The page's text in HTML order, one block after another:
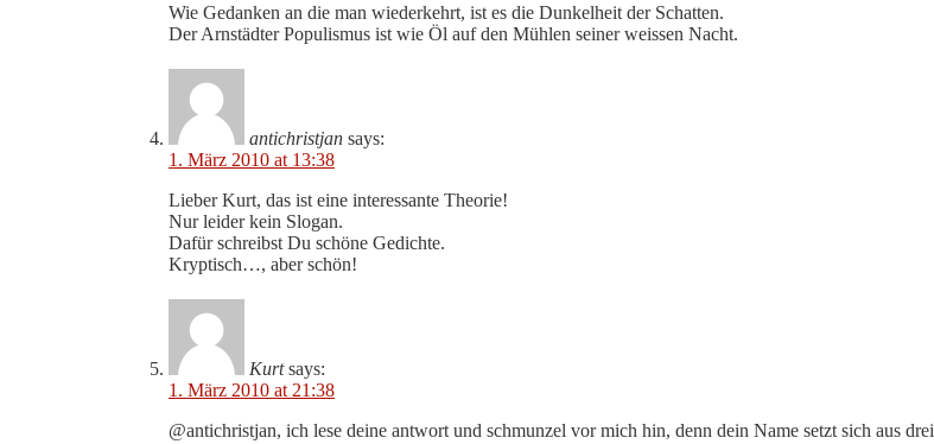
Wie Gedanken an die man wiederkehrt, ist es die Dunkelheit der Schatten.
Der Arnstädter Populismus ist wie Öl auf den Mühlen seiner weissen Nacht.
antichristjan says:
1. März 2010 at 13:38
Lieber Kurt, das ist eine interessante Theorie!
Nur leider kein Slogan.
Dafür schreibst Du schöne Gedichte.
Kryptisch…, aber schön!
Kurtsays:
1. März 2010 at 21:38
@antichristjan, ich lese deine antwort und schmunzel vor mich hin, denn dein Name setzt sich aus drei